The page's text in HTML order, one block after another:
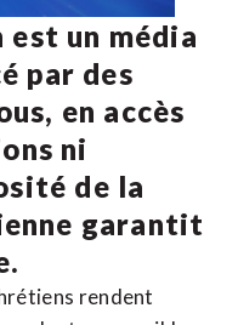
est un média
par des
en accès
ni
de la
garantit
rendent